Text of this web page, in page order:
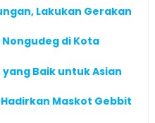
Lakukan Gerakan
di Kota
Baik untuk Asian
Hadirkan Maskot Gebbit